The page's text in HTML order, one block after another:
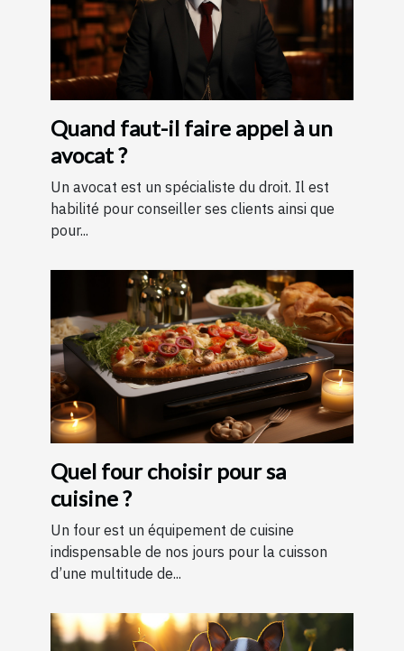
Quand faut-il faire appel à un
avocat ?
Un avocat est un spécialiste du droit. Il est
habilité pour conseiller ses clients ainsi que
pour...
Quel four choisir pour sa
cuisine ?
Un four est un équipement de cuisine
indispensable de nos jours pour la cuisson
d’une multitude de...